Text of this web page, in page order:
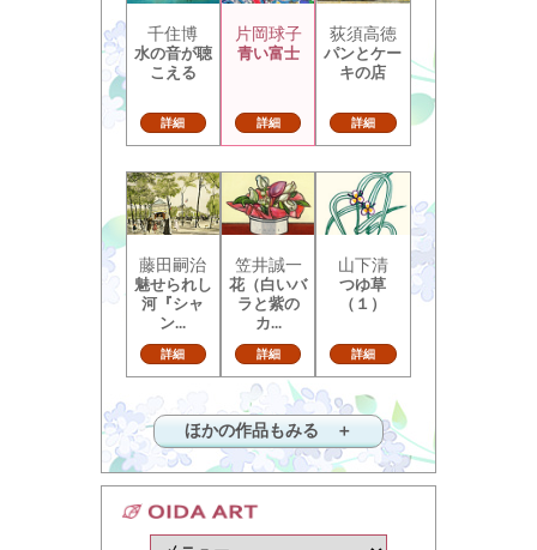
千住博
水の音が聴
こえる
詳細
片岡球子
青い富士
詳細
荻須高徳
パンとケー
キの店
詳細
藤田嗣治
魅せられし
河『シャ
ン...
詳細
笠井誠一
花（白いバ
ラと紫の
カ...
詳細
山下清
つゆ草
（１）
詳細
ほかの作品もみる ＋